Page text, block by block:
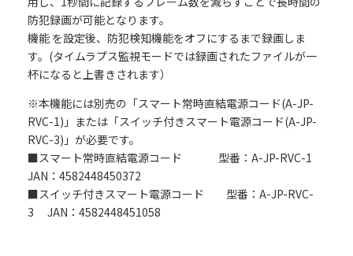
防犯録画が可能となります。
機能 を設定後、防犯検知機能をオフにするまで録画しま
す。(タイムラプス監視モードでは録画されたファイルが一
杯になると上書きされます）
※本機能には別売の「スマート常時直結電源コード(A-JP-
RVC-1)」または「スイッチ付きスマート電源コード(A-JP-
RVC-3)」が必要です。
■スマート常時直結電源コード 型番：A-JP-RVC-1
JAN：4582448450372
■スイッチ付きスマート電源コード 型番：A-JP-RVC-
3 JAN：4582448451058